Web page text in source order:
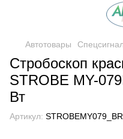
Автотовары
Стробоскоп
STROBE MY-
Вт
Артикул: